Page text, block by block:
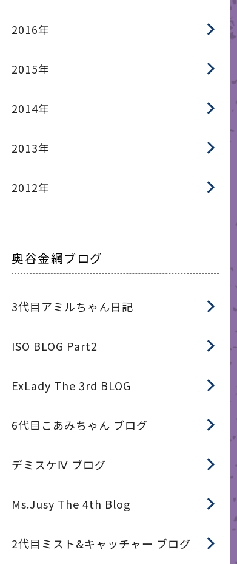
2016年
2015年
2014年
2013年
2012年
奥谷金網ブログ
3代目アミルちゃん日記
ISO BLOG Part2
ExLady The 3rd BLOG
6代目こあみちゃん ブログ
デミスケⅣ ブログ
Ms.Jusy The 4th Blog
2代目ミスト&キャッチャー ブログ